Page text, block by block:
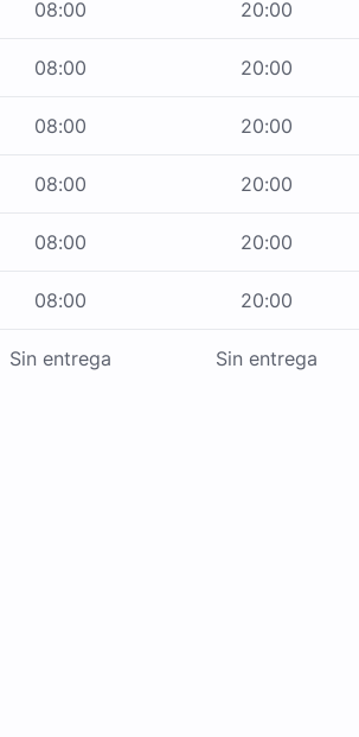
08:00 20:00
08:00 20:00
08:00 20:00
08:00 20:00
08:00 20:00
08:00 20:00
Sin entrega Sin entrega